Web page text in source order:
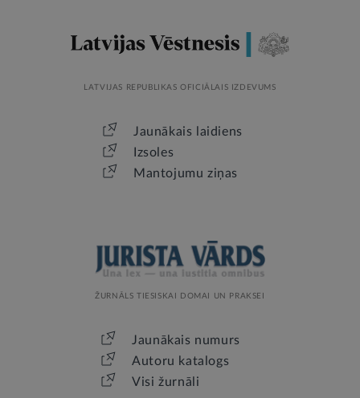
LATVIJAS REPUBLIKAS OFICIĀLAIS IZDEVUMS
Jaunākais laidiens
Izsoles
Mantojumu ziņas
ŽURNĀLS TIESISKAI DOMAI UN PRAKSEI
Jaunākais numurs
Autoru katalogs
Visi žurnāli